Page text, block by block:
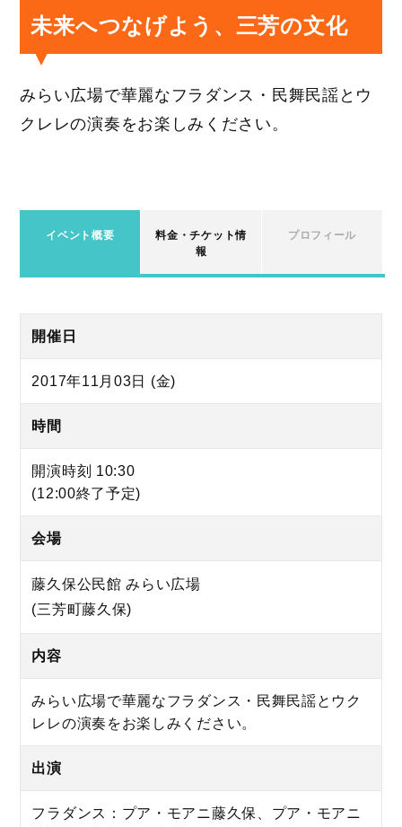
未来へつなげよう、三芳の文化
みらい広場で華麗なフラダンス・民舞民謡とウ
クレレの演奏をお楽しみください。
イベント概要
料金・チケット情
報
プロフィール
開催日
2017年11月03日 (金)
時間
開演時刻 10:30
(12:00終了予定)
会場
藤久保公民館 みらい広場
(三芳町藤久保)
内容
みらい広場で華麗なフラダンス・民舞民謡とウク
レレの演奏をお楽しみください。
出演
フラダンス：プア・モアニ藤久保、プア・モアニ